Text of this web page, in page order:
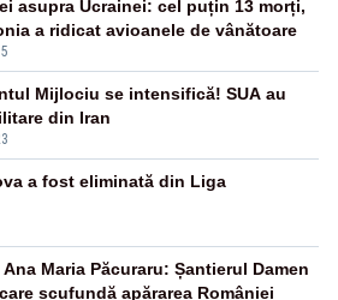
asupra Ucrainei: cel puțin 13 morți,
a ridicat avioanele de vânătoare
Mijlociu se intensifică! SUA au
din Iran
a fost eliminată din Liga
Maria Păcuraru: Șantierul Damen
scufundă apărarea României